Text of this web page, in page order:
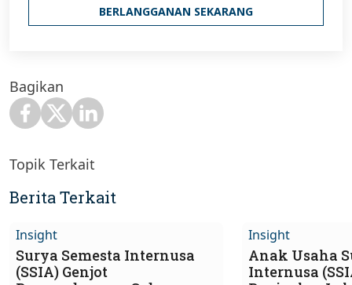
BERLANGGANAN SEKARANG
Bagikan
Topik Terkait
Berita Terkait
Insight
Surya Semesta Internusa
(SSIA) Genjot
Insight
Anak Usaha
Internusa